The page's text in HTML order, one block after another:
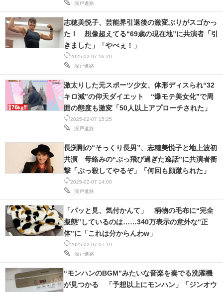
建設×テクノロジーの最前線
ちょっと気になるネットの話題
深戸進路
2025-02-07 16:20
深戸進路
志穂美悦子、芸能界引退後の激変ぶりがスゴかっ
た！ 想像超えてる“69歳の現在地”に共演者「引
きました」「やべぇ！」
2025-02-07 15:25
深戸進路
激太りした元スポーツ少女、体形ディスられ“32
キロ減”の仰天ダイエット “爆モテ美女化”で周
囲の態度も激変「50人以上アプローチされた」
2025-02-07 14:00
深戸進路
長渕剛の“そっくり長男”、志穂美悦子と地上波初
共演 母絡みの“ぶっ飛び過ぎた逸話”に共演者衝
撃「ぶっ殺してやるぞ」「何回も顔蹴られた」
2025-02-07 07:10
深戸進路
「パッと見、気付かんて」 柄物の毛布に“完全
擬態”しているのは……340万表示の意外な“正
体”に「これは分からんわw」
“モンハンのBGM”みたいな音楽を奏でる洗濯機
が見つかる 「予想以上にモンハン」「ジンオウ